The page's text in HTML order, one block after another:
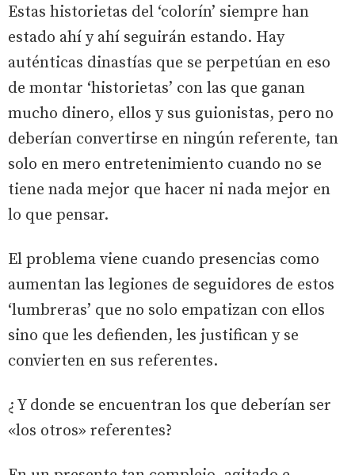
Estas historietas del ‘colorín’ siempre han
estado ahí y ahí seguirán estando. Hay
auténticas dinastías que se perpetúan en eso
de montar ‘historietas’ con las que ganan
mucho dinero, ellos y sus guionistas, pero no
deberían convertirse en ningún referente, tan
solo en mero entretenimiento cuando no se
tiene nada mejor que hacer ni nada mejor en
lo que pensar.
El problema viene cuando presencias como
aumentan las legiones de seguidores de estos
‘lumbreras’ que no solo empatizan con ellos
sino que les defienden, les justifican y se
convierten en sus referentes.
¿ Y donde se encuentran los que deberían ser
«los otros» referentes?